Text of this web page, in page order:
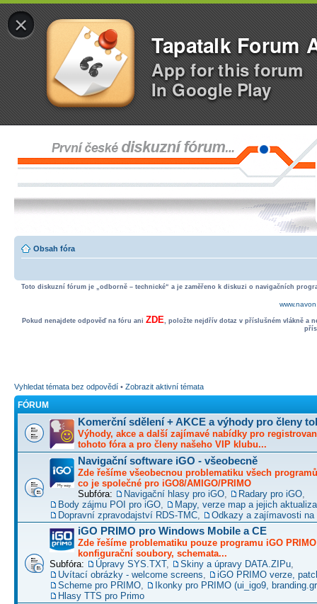
×
Tapatalk Forum
App for this forum
In Google Play
Obsah fóra
Toto diskuzní fórum je „odborně – technické“ a je zaměřeno k diskuzi o navigačních
Pokud nenajdete odpověď na fóru ani ZDE, položte nejdřív dotaz v příslušném vlákně a
Vyhledat témata bez odpovědí • Zobrazit aktivní témata
FÓRUM
Komerční sdělení + AKCE a výhody pro členy
Výhody, akce a další zajímavé nabídky pro
tohoto fóra a pro členy našeho VIP klubu...
Navigační software iGO - všeobecně
Zde řešíme všeobecnou problematiku všech
co je společné pro iGO8/AMIGO/PRIMO
Subfóra:
Navigační hlasy pro iGO Radary pro iGO
Body zájmu POI pro iGO
Mapy, verze map a jejich
Dopravní zpravodajství RDS-TMC
Odkazy a zajímavosti na
iGO PRIMO pro Windows Mobile a CE
Zde řešíme problematiku pouze programu iGO
konfigurační soubory, schemata...
Subfóra:
Úpravy SYS.TXT, Skiny a úpravy DATA.ZIPu
Uvítací obrázky - welcome screens
iGO PRIMO verze,
Scheme pro PRIMO
Ikonky pro PRIMO (ui_igo9,
Hlasy TTS pro Primo